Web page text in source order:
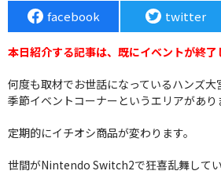
facebook twitter
本日紹介する記事は、既にイベントが終了
何度も取材でお世話になっているハンズ大
季節イベントコーナーというエリアがあり
定期的にイチオシ商品が変わります。
世間がNintendo Switch2で狂喜乱舞して